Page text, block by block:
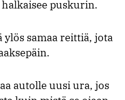
puskurin.
ylös samaa reittiä, jota
autolle uusi ura, jos